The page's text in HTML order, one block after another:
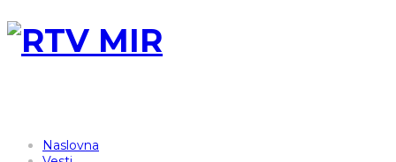
Naslovna